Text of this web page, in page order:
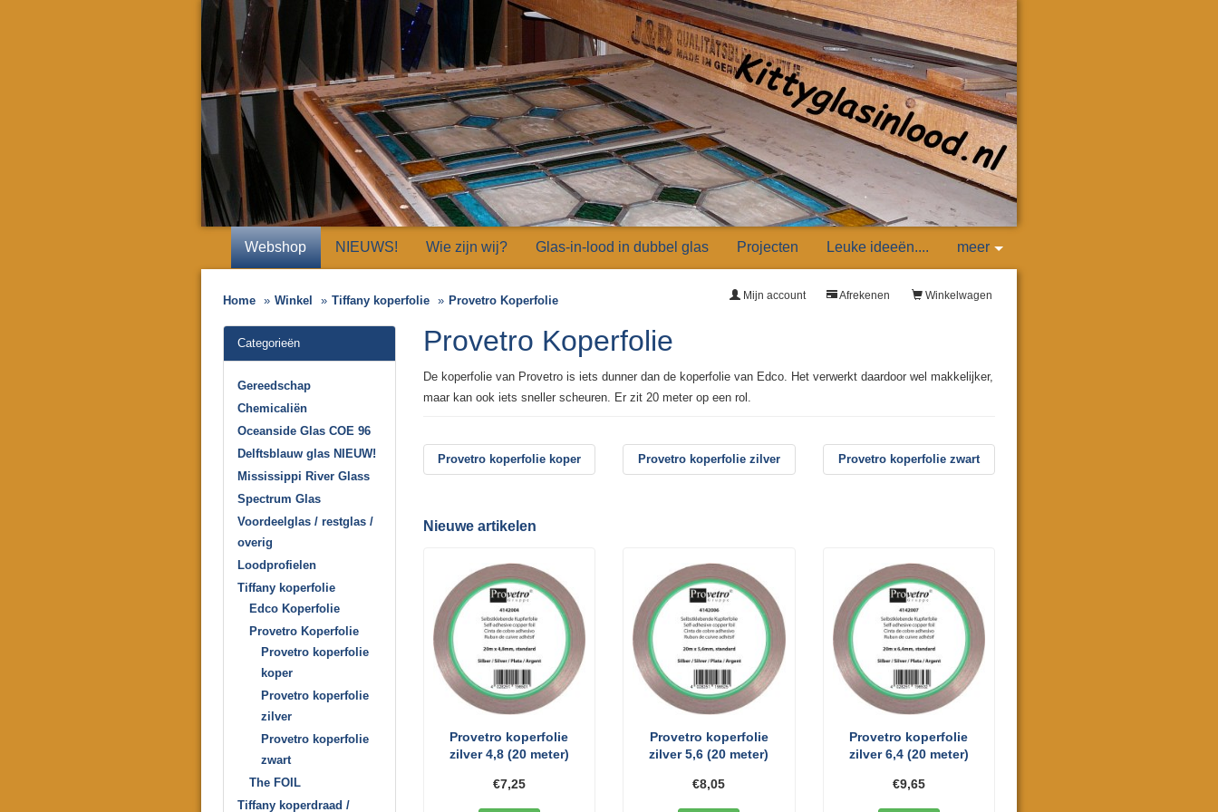
Webshop NIEUWS! Wie zijn wij? Glas-in-lood in dubbel glas Projecten Leuke ideeën.... meer
Home Winkel Tiffany koperfolie Provetro Koperfolie Winkelwagen
Afrekenen
Mijn account
Provetro Koperfolie
De koperfolie van Provetro is iets dunner dan de koperfolie van Edco. Het verwerkt daardoor wel makkelijker,
maar kan ook iets sneller scheuren. Er zit 20 meter op een rol.
Provetro koperfolie koper Provetro koperfolie zilver Provetro koperfolie zwart
Nieuwe artikelen
Provetro koperfolie
zilver 4,8 (20 meter)
€7,25
Provetro koperfolie
zilver 5,6 (20 meter)
€8,05
Provetro koperfolie
zilver 6,4 (20 meter)
€9,65
Categorieën
Gereedschap
Chemicaliën
Oceanside Glas COE 96
Delftsblauw glas NIEUW!
Mississippi River Glass
Spectrum Glas
Voordeelglas / restglas /
overig
Loodprofielen
Tiffany koperfolie
Edco Koperfolie
Provetro Koperfolie
Provetro koperfolie
koper
Provetro koperfolie
zilver
Provetro koperfolie
zwart
The FOIL
Tiffany koperdraad /